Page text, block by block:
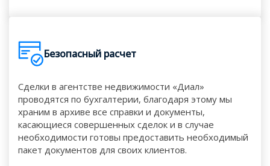
Безопасный расчет
Сделки в агентстве недвижимости «Диал»
проводятся по бухгалтерии, благодаря этому мы
храним в архиве все справки и документы,
касающиеся совершенных сделок и в случае
необходимости готовы предоставить необходимый
пакет документов для своих клиентов.